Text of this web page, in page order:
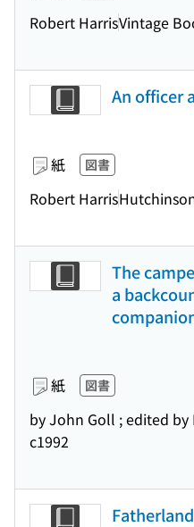
Robert HarrisVintage
An officer
紙 図書
Robert Harris
The
a
紙 図書
by John Goll ; edited by
c1992